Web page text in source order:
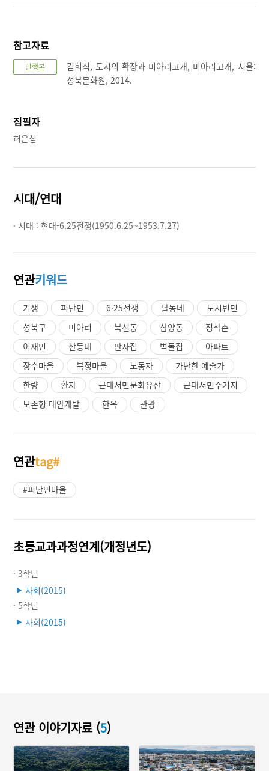
참고자료
단행본
김희식, 도시의 확장과 미아리고개, 미아리고개, 서울:
성북문화원, 2014.
집필자
허은심
시대/연대
· 시대 :현대-6.25전쟁(1950.6.25~1953.7.27)
연관키워드
기생 피난민 6·25전쟁 달동네
도시빈민
성북구
미아리 북선동 삼양동
정착촌
이재민
산동네 판자집 벽돌집
아파트
장수마을
북정마을 노동자
가난한 예술가
한량
환자 근대서민문화유산
근대서민주거지
보존형 대안개발
한옥 관광
연관tag#
#피난민마을
초등교과과정연계(개정년도)
· 3학년
▶ 사회(2015)
· 5학년
▶ 사회(2015)
연관 이야기자료 (5)